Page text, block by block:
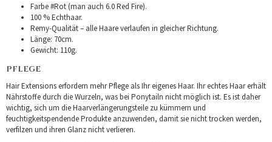
Farbe #Rot (man auch 6.0 Red Fire).
100 % Echthaar.
Remy-Qualität – alle Haare verlaufen in gleicher Richtung.
Länge: 70cm.
Gewicht: 110g.
PFLEGE
Hair Extensions erfordern mehr Pflege als Ihr eigenes Haar. Ihr echtes Haar erhält
Nährstoffe durch die Wurzeln, was bei Ponytailn nicht möglich ist. Es ist daher
wichtig, sich um die Haarverlängerungsteile zu kümmern und
feuchtigkeitspendende Produkte anzuwenden, damit sie nicht trocken werden,
verfilzen und ihren Glanz nicht verlieren.